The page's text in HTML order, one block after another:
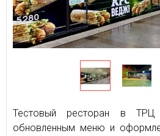
Тестовый ресторан в
обновленным меню и